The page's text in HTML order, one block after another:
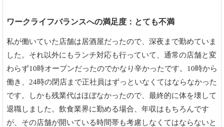
ワークライフバランスへの満足度：とても不満
私が働いていた店舗は居酒屋だったので、深夜まで勤めていま
した。それ以外にもランチ対応も行っていて、通常の店舗と変
わらず10時オープンだったのでかなり辛かったです。10時から
働き、24時の閉店まで正社員はずっといなくてはならなかった
です。しかも残業代はほぼなかったので、最終的に体を壊して
退職しました。飲食業界に勤める場合、年収はもちろんです
が、その店舗が開いている時間帯も考慮しなくてはならないと